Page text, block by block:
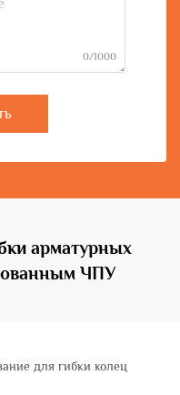
0/1000
арматурных
ЧПУ
для гибки колец